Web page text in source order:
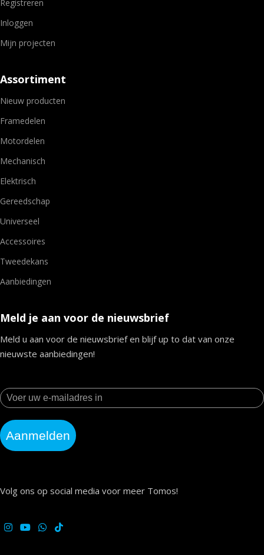
Registreren
Inloggen
Mijn projecten
Assortiment
Nieuw producten
Framedelen
Motordelen
Mechanisch
Elektrisch
Gereedschap
Universeel
Accessoires
Tweedekans
Aanbiedingen
Meld je aan voor de nieuwsbrief
Meld u aan voor de nieuwsbrief en blijf up to dat van onze
nieuwste aanbiedingen!
Aanmelden
Volg ons op social media voor meer Tomos!